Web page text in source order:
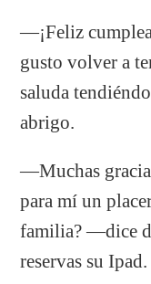
—¡Feliz
gusto volver a
saluda
abrigo.
—Muchas
para mí un
familia? —dice
reservas su Ipad.